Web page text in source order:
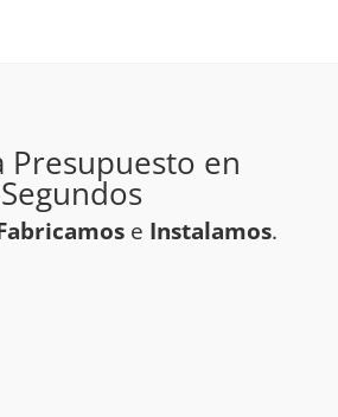
Presupuesto en
Segundos
e Instalamos.